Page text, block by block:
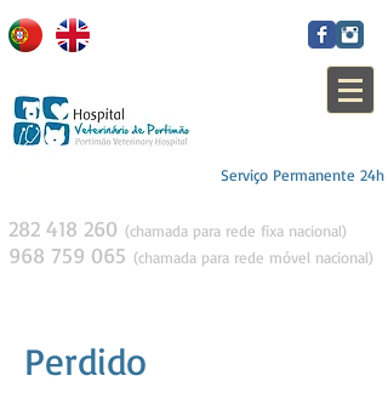
Serviço Permanente 24h
282 418 260 (chamada para rede fixa nacional)
968 759 065 (chamada para rede móvel nacional)
Perdido